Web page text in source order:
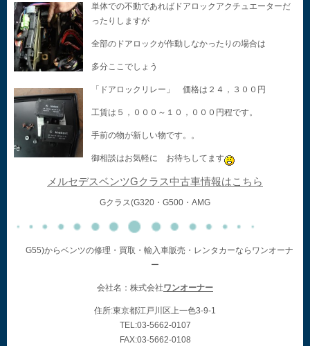
単体での不動であればドアロックアクチュエーターだ
ったりしますが
全部のドアロックが作動しなかったりの場合は
多分ここでしょう
「ドアロックリレー」 価格は２４，３００円
工賃は５，０００～１０，０００円程です。
手前の物が新しい物です。。
御相談はお気軽に お待ちしてます
メルセデスベンツGクラス中古車情報はこちら
Gクラス(G320・G500・AMG
G55)からベンツの修理・買取・輸入車販売・レンタカーならワンオーナ
ー
会社名：株式会社ワンオーナー
住所:東京都江戸川区上一色3-9-1
TEL:03-5662-0107
FAX:03-5662-0108